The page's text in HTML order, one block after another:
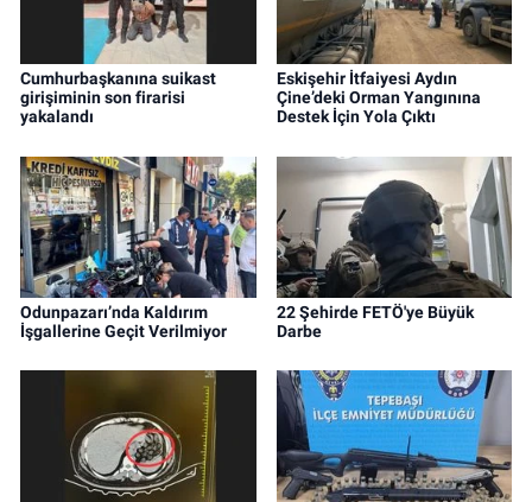
Cumhurbaşkanına suikast
girişiminin son firarisi
yakalandı
Eskişehir İtfaiyesi Aydın
Çine’deki Orman Yangınına
Destek İçin Yola Çıktı
Odunpazarı’nda Kaldırım
İşgallerine Geçit Verilmiyor
22 Şehirde FETÖ'ye Büyük
Darbe